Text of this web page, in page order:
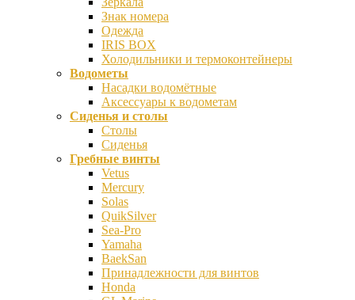
Знак номера
Одежда
IRIS BOX
Холодильники и термоконтейнеры
Водометы
Насадки водомётные
Аксессуары к водометам
Сиденья и столы
Столы
Сиденья
Гребные винты
Vetus
Mercury
Solas
QuikSilver
Sea-Pro
Yamaha
BaekSan
Принадлежности для винтов
Honda